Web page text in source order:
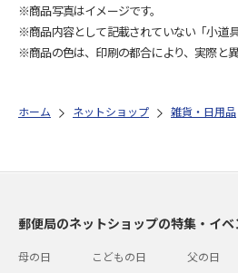
※商品写真はイメージです。
※商品内容として記載されていない「小道
※商品の色は、印刷の都合により、実際と
ホーム ネットショップ 雑貨・日用品
郵便局のネットショップの特集・イベ
母の日 こどもの日 父の日